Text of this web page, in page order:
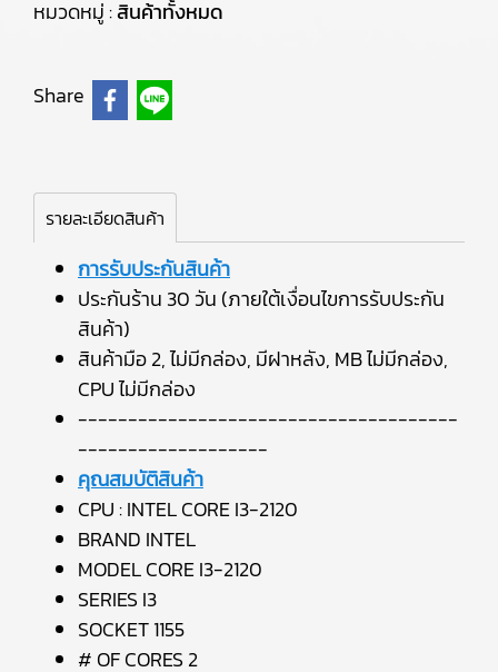
หมวดหมู่ :สินค้าทั้งหมด
Share
รายละเอียดสินค้า
การรับประกันสินค้า
ประกันร้าน 30 วัน (ภายใต้เงื่อนไขการรับประกัน
สินค้า)
สินค้ามือ 2, ไม่มีกล่อง, มีฝาหลัง, MB ไม่มีกล่อง,
CPU ไม่มีกล่อง
--------------------------------------
-------------------
คุณสมบัติสินค้า
CPU : INTEL CORE I3-2120
BRAND INTEL
MODEL CORE I3-2120
SERIES I3
SOCKET 1155
# OF CORES 2